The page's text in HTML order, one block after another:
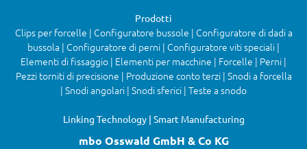
Prodotti
Clips per forcelle | Configuratore bussole | Configuratore di dadi a
bussola | Configuratore di perni | Configuratore viti speciali |
Elementi di fissaggio | Elementi per macchine | Forcelle | Perni |
Pezzi torniti di precisione | Produzione conto terzi | Snodi a forcella
| Snodi angolari | Snodi sferici | Teste a snodo
Linking Technology | Smart Manufacturing
mbo Osswald GmbH & Co KG